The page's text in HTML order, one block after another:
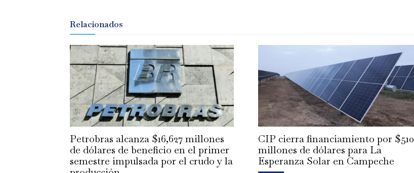
Relacionados
Petrobras alcanza $16,627 millones
de dólares de beneficio en el primer
semestre impulsada por el crudo y la
CIP cierra financiamiento por $510
millones de dólares para La
Esperanza Solar en Campeche